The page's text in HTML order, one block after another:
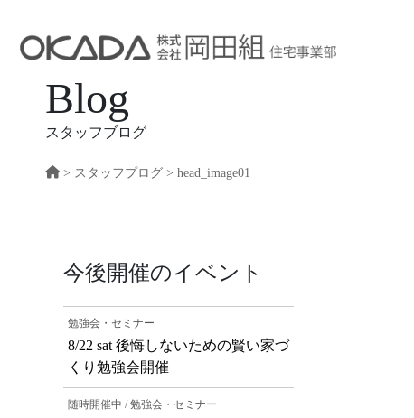
Blog
スタッフブログ
> スタッフプログ > head_image01
今後開催のイベント
勉強会・セミナー
8/22 sat 後悔しないための賢い家づ
くり勉強会開催
随時開催中 / 勉強会・セミナー